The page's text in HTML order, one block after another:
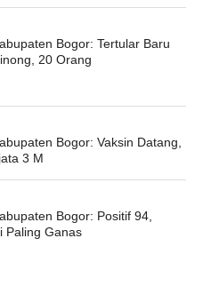
Bogor: Tertular Baru
20 Orang
Bogor: Vaksin Datang,
3 M
Bogor: Positif 94,
Paling Ganas